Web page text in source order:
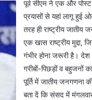
पूर्व सीएम ने एक और
प्रयासों से यहां लागू हुई
तरह ही राष्ट्रीय जातीय
एक खास राष्ट्रीय मुद्दा,
गंभीर होना जरूरी है।
गरीबों-पिछड़ों व बहुजनों
पूर्ति में जातीय जनगणना
बता दें कि संसद में